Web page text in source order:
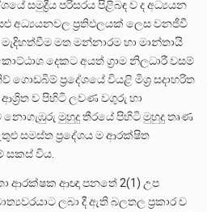
සමුද්‍රීය පරිසරය පිළිබඳ ව ද අධ්‍යයන
අධ්‍යයනවල ප්‍රතිඵලයක් ලෙස වනජීවී
මත මන්නාරම හා මාන්තායි
දෙකට අයත් ග්‍රාම නිලධාරී වසම්
ගොඩබිම් ප්‍රදේශයේ වියළි මිශ්‍ර සදාහරිත
ව පිහිටි ලවණ වගුරු හා
මුහුදු තීරයේ පිහිටි මුහුදු තෘණ
සමස්ත ප්‍රදේශය ම ආරක්ෂිත
සකස් විය.
ආරක්ෂක ආඥා පනතේ 2(1) උප
ලබා දී ඇති බලතල ප්‍රකාර ව